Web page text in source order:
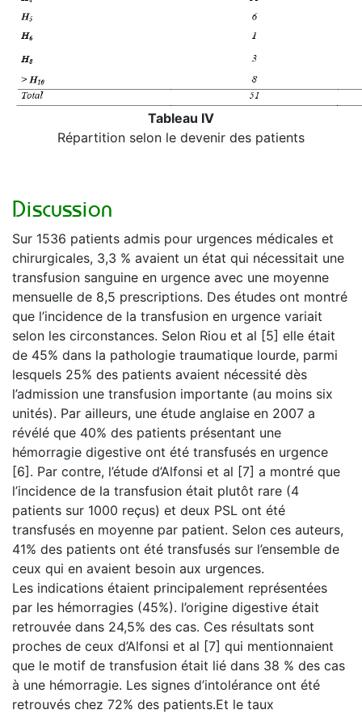
Tableau IV
Répartition selon le devenir des patients
Discussion
Sur 1536 patients admis pour urgences médicales et
chirurgicales, 3,3 % avaient un état qui nécessitait une
transfusion sanguine en urgence avec une moyenne
mensuelle de 8,5 prescriptions. Des études ont montré
que l’incidence de la transfusion en urgence variait
selon les circonstances. Selon Riou et al [5] elle était
de 45% dans la pathologie traumatique lourde, parmi
lesquels 25% des patients avaient nécessité dès
l’admission une transfusion importante (au moins six
unités). Par ailleurs, une étude anglaise en 2007 a
révélé que 40% des patients présentant une
hémorragie digestive ont été transfusés en urgence
[6]. Par contre, l’étude d’Alfonsi et al [7] a montré que
l’incidence de la transfusion était plutôt rare (4
patients sur 1000 reçus) et deux PSL ont été
transfusés en moyenne par patient. Selon ces auteurs,
41% des patients ont été transfusés sur l’ensemble de
ceux qui en avaient besoin aux urgences.
Les indications étaient principalement représentées
par les hémorragies (45%). l’origine digestive était
retrouvée dans 24,5% des cas. Ces résultats sont
proches de ceux d’Alfonsi et al [7] qui mentionnaient
que le motif de transfusion était lié dans 38 % des cas
à une hémorragie. Les signes d’intolérance ont été
retrouvés chez 72% des patients.Et le taux